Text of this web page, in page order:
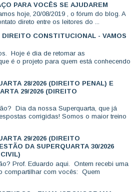
PARA VOCÊS SE AJUDAREM
hoje, 20/08/2019 , o fórum do blog. A
direto entre os leitores do ...
DIREITO CONSTITUCIONAL - VAMOS
Hoje é dia de retomar as
é o projeto para quem está conhecendo
28/2026 (DIREITO PENAL) E
29/2026 (DIREITO
Dia da nossa Superquarta, que já
corrigidas! Somos o maior treino
29/2026 (DIREITO
DA SUPERQUARTA 30/2026
Prof. Eduardo aqui. Ontem recebi uma
compartilhar com vocês: Quem